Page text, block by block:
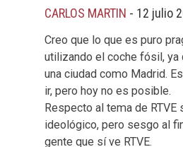
CARLOS MARTIN - 12 julio
Creo que lo que es puro
utilizando el coche fósil, ya
una ciudad como Madrid.
ir, pero hoy no es posible.
Respecto al tema de
ideológico, pero sesgo al
gente que sí ve RTVE.